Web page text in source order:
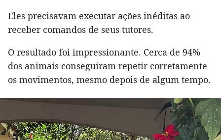
Eles precisavam executar ações inéditas ao
receber comandos de seus tutores.
O resultado foi impressionante. Cerca de 94%
dos animais conseguiram repetir corretamente
os movimentos, mesmo depois de algum tempo.